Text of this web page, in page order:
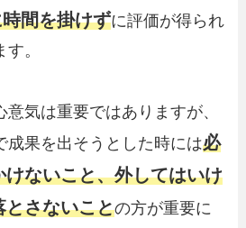
間を掛けずに評価が得られ
。
気は重要ではありますが、
成果を出そうとした時には必
ないこと、外してはいけ
とさないことの方が重要に